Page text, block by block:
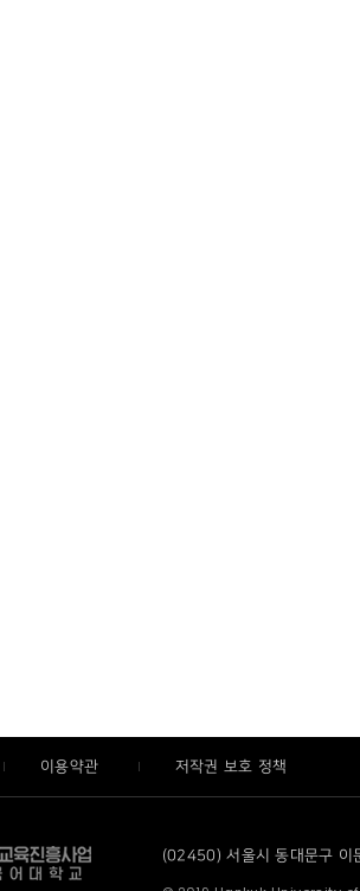
이용약관 저작권 보호 정책
(02450) 서울시 동대문구